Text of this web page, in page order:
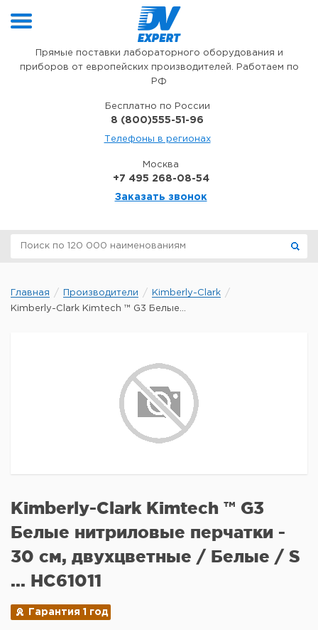
Прямые поставки лабораторного оборудования и
приборов от европейских производителей. Работаем по
РФ
Бесплатно по России
8 (800)555-51-96
Телефоны в регионах
Москва
+7 495 268-08-54
Заказать звонок
Главная Производители
Kimberly-Clark
Kimberly-Clark Kimtech ™ G3 Белые...
Kimberly-Clark Kimtech ™ G3
Белые нитриловые перчатки -
30 см, двухцветные / Белые / S
... HC61011
Гарантия 1 год